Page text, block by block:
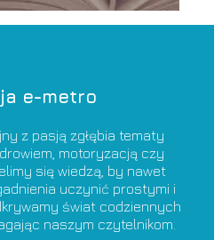
e-metro
z pasją zgłębia tematy
motoryzacją czy
się wiedzą, by nawet
uczynić prostymi i
świat codziennych
naszym czytelnikom.